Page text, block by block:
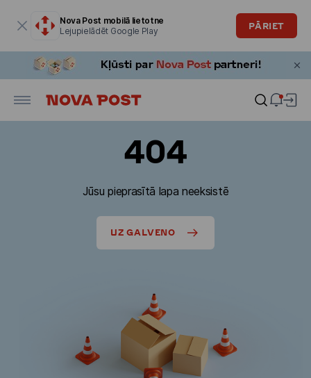
Nova Post mobilā lietotne
Lejupielādēt Google Play
PĀRIET
404
Jūsu pieprasītā lapa neeksistē
UZ GALVENO